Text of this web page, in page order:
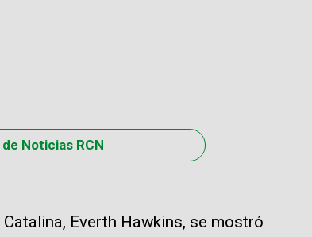
Noticias RCN
Everth Hawkins, se mostró